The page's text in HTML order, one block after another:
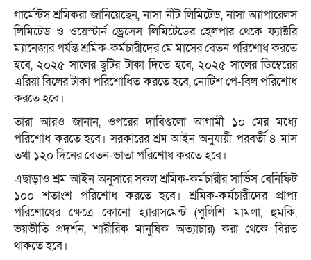
গার্মেন্টস শ্রমিকরা জানিয়েছেন, নাসা নীট লিমিটেড, নাসা অ্যাপারেলস
লিমিটেড ও ওয়েস্টার্ন ড্রেসেস লিমিটেডের হেলপার থেকে ফ্যাক্টরি
ম্যানেজার পর্যন্ত শ্রমিক-কর্মচারীদের মে মাসের বেতন পরিশোধ করতে
হবে, ২০২৫ সালের ছুটির টাকা দিতে হবে, ২০২৫ সালের ডিম্বেরের
এরিয়া বিলের টাকা পরিশোধিত করতে হবে, নোটিশ পে-বিল পরিশোধ
করতে হবে।
তারা আরও জানান, ওপরের দাবিগুলো আগামী ১০ মের মধ্যে
পরিশোধ করতে হবে। সরকারের শ্রম আইন অনুযায়ী পরবর্তী ৪ মাস
তথা ১২০ দিনের বেতন-ভাতা পরিশোধ করতে হবে।
এছাড়াও শ্রম আইন অনুসারে সকল শ্রমিক-কর্মচারীর সার্ভিস বেনিফিট
১০০ শতাংশ পরিশোধ করতে হবে। শ্রমিক-কর্মচারীদের প্রাপ্য
পরিশোধের ক্ষেত্রে কোনো হ্যারাসমেন্ট (পুলিশি মামলা, হুমকি,
ভয়ভীতি প্রদর্শন, শারীরিক মানুষিক অত্যাচার) করা থেকে বিরত
থাকতে হবে।